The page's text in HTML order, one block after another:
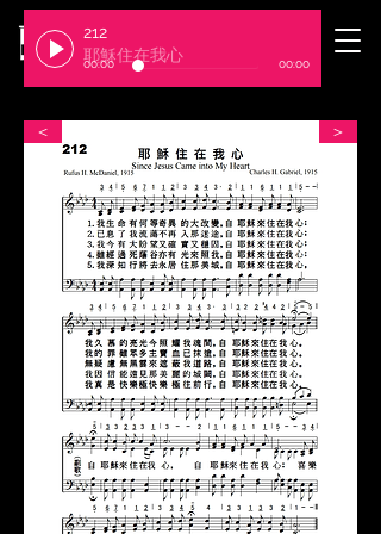
​臺北基督徒聚會處
212
耶穌住在我心
00:00 00:00
＜ ＞